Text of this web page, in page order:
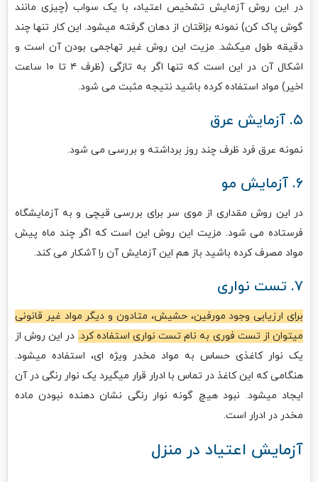
در این روش آزمایش تشخیص اعتیاد، با یک سواب (چیزی مانند
گوش پاک کن) نمونه بزاقتان از دهان گرفته میشود. این کار تنها چند
دقیقه طول میکشد. مزیت این روش غیر تهاجمی بودن آن است و
اشکال آن در این است که تنها اگر به تازگی (ظرف ۴ تا ۱۰ ساعت
اخیر) مواد استفاده کرده باشید نتیجه مثبت می شود.
۵. آزمایش عرق
نمونه عرق فرد ظرف چند روز برداشته و بررسی می شود.
۶. آزمایش مو
در این روش مقداری از موی سر برای بررسی قیچی و به آزمایشگاه
فرستاده می شود. مزیت این روش این است که اگر چند ماه پیش
مواد مصرف کرده باشید باز هم این آزمایش آن را آشکار می کند.
۷. تست نواری
برای ارزیابی وجود مورفین، حشیش، متادون و دیگر مواد غیر قانونی
میتوان از تست فوری به نام تست نواری استفاده کرد. در این روش از
یک نوار کاغذی حساس به مواد مخدر ویژه ای، استفاده میشود.
هنگامی که این کاغذ در تماس با ادرار قرار میگیرد یک نوار رنگی در آن
ایجاد میشود. نبود هیچ گونه نوار رنگی نشان دهنده نبودن ماده
مخدر در ادرار است.
آزمایش اعتیاد در منزل